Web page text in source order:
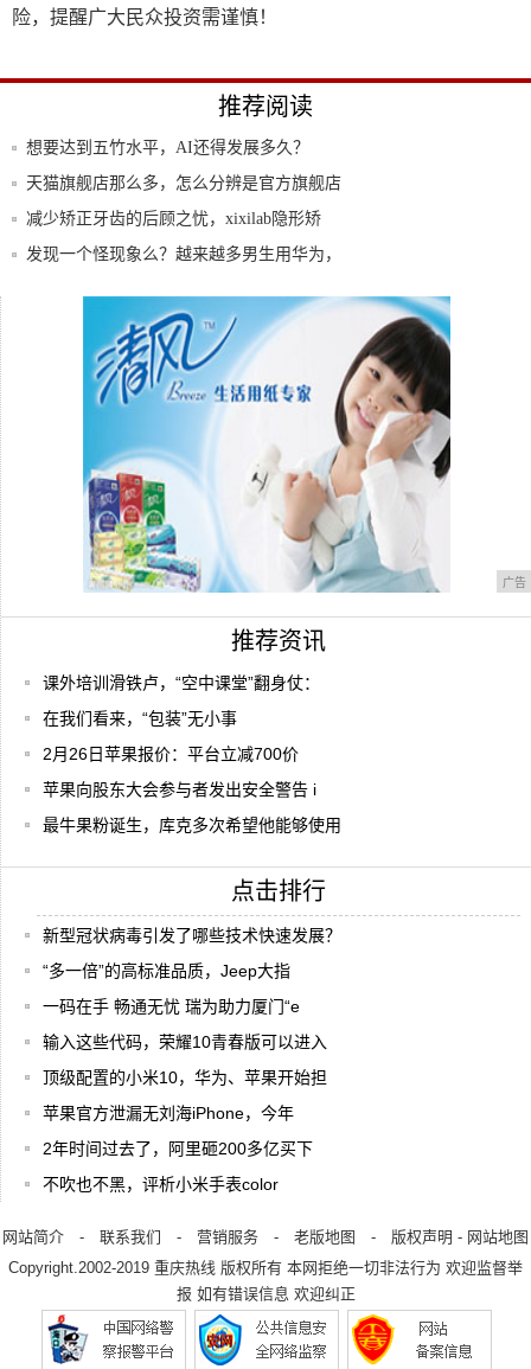
险，提醒广大民众投资需谨慎！
推荐阅读
想要达到五竹水平，AI还得发展多久？
天猫旗舰店那么多，怎么分辨是官方旗舰店
还是代
减少矫正牙齿的后顾之忧，xixilab隐形矫
发现一个怪现象么？越来越多男生用华为，
新房装修，安装智能马桶还是马桶盖？5个
广告
推荐资讯
课外培训滑铁卢，“空中课堂”翻身仗：
在我们看来，“包装”无小事
2月26日苹果报价：平台立减700价
苹果向股东大会参与者发出安全警告 i
最牛果粉诞生，库克多次希望他能够使用
点击排行
新型冠状病毒引发了哪些技术快速发展？
“多一倍”的高标准品质，Jeep大指
一码在手 畅通无忧 瑞为助力厦门“e
输入这些代码，荣耀10青春版可以进入
顶级配置的小米10，华为、苹果开始担
苹果官方泄漏无刘海iPhone，今年
2年时间过去了，阿里砸200多亿买下
不吹也不黑，评析小米手表color
网站简介 - 联系我们 - 营销服务 - 老版地图 - 版权声明 - 网站地图
Copyright.2002-2019 重庆热线 版权所有 本网拒绝一切非法行为 欢迎监督举
报 如有错误信息 欢迎纠正